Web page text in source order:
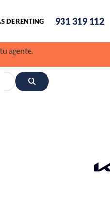
DE RENTING 931 319 112
agente.